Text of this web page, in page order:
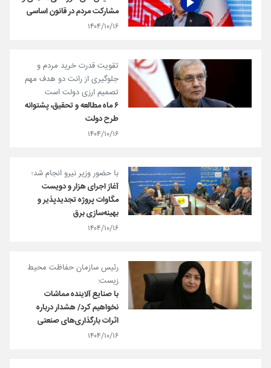
مشارکت مردم در قانون اساسی
۱۴۰۴/۱۰/۱۶
تقویت قدرت خرید مردم و
جلوگیری از رانت دو هدف مهم
تصمیم ارزی دولت است
۶ ماه مطالعه و تحقیق، پشتوانه
طرح دولت
۱۴۰۴/۱۰/۱۶
با حضور وزیر نیرو انجام شد؛
آغاز اجرای هزار و‌ دویست
مگاوات پروژه تجدیدپذیر و
بهینه‌سازی برق
۱۴۰۴/۱۰/۱۶
رئیس سازمان حفاظت محیط
زیست:
با صنایع آلاینده مماشات
نخواهیم کرد/ هشدار درباره
اثرات بارگذاری‌های صنعتی
۱۴۰۴/۱۰/۱۶